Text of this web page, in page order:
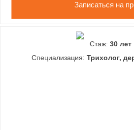
Записаться на
Стаж: 30 лет
Специализация: Трихолог,